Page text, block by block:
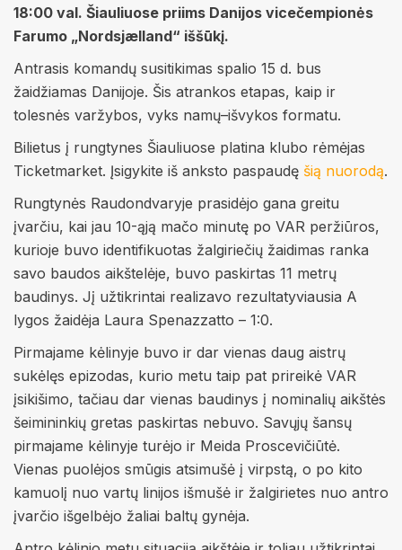
18:00 val. Šiauliuose priims Danijos vicečempionės
Farumo „Nordsjælland“ iššūkį.
Antrasis komandų susitikimas spalio 15 d. bus
žaidžiamas Danijoje. Šis atrankos etapas, kaip ir
tolesnės varžybos, vyks namų–išvykos formatu.
Bilietus į rungtynes Šiauliuose platina klubo rėmėjas
Ticketmarket. Įsigykite iš anksto paspaudę šią nuorodą.
Rungtynės Raudondvaryje prasidėjo gana greitu
įvarčiu, kai jau 10-ąją mačo minutę po VAR peržiūros,
kurioje buvo identifikuotas žalgiriečių žaidimas ranka
savo baudos aikštelėje, buvo paskirtas 11 metrų
baudinys. Jį užtikrintai realizavo rezultatyviausia A
lygos žaidėja Laura Spenazzatto – 1:0.
Pirmajame kėlinyje buvo ir dar vienas daug aistrų
sukėlęs epizodas, kurio metu taip pat prireikė VAR
įsikišimo, tačiau dar vienas baudinys į nominalių aikštės
šeimininkių gretas paskirtas nebuvo. Savųjų šansų
pirmajame kėlinyje turėjo ir Meida Proscevičiūtė.
Vienas puolėjos smūgis atsimušė į virpstą, o po kito
kamuolį nuo vartų linijos išmušė ir žalgirietes nuo antro
įvarčio išgelbėjo žaliai baltų gynėja.